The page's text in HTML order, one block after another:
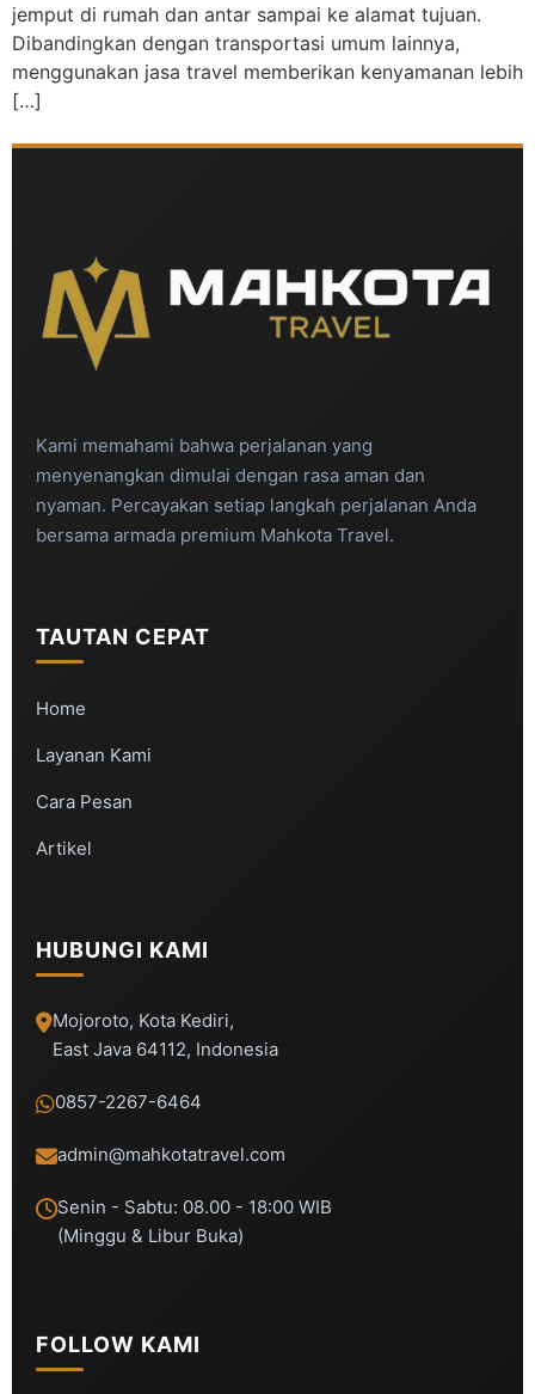
jemput di rumah dan antar sampai ke alamat tujuan.
Dibandingkan dengan transportasi umum lainnya,
menggunakan jasa travel memberikan kenyamanan lebih
[…]
Kami memahami bahwa perjalanan yang
menyenangkan dimulai dengan rasa aman dan
nyaman. Percayakan setiap langkah perjalanan Anda
bersama armada premium Mahkota Travel.
TAUTAN CEPAT
Home
Layanan Kami
Cara Pesan
Artikel
HUBUNGI KAMI
Mojoroto, Kota Kediri,
East Java 64112, Indonesia
0857-2267-6464
admin@mahkotatravel.com
Senin - Sabtu: 08.00 - 18:00 WIB
(Minggu & Libur Buka)
FOLLOW KAMI